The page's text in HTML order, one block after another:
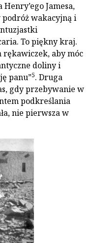
Jamesa,
podróż wakacyjną i
To piękny kraj.
rękawiczek, aby móc
doliny i
panu”5. Druga
gdy przebywanie w
podkreślania
nie pierwsza w